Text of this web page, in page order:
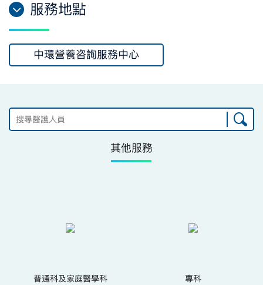
服務地點
中環營養咨詢服務中心
其他服務
普通科及家庭醫學科 專科